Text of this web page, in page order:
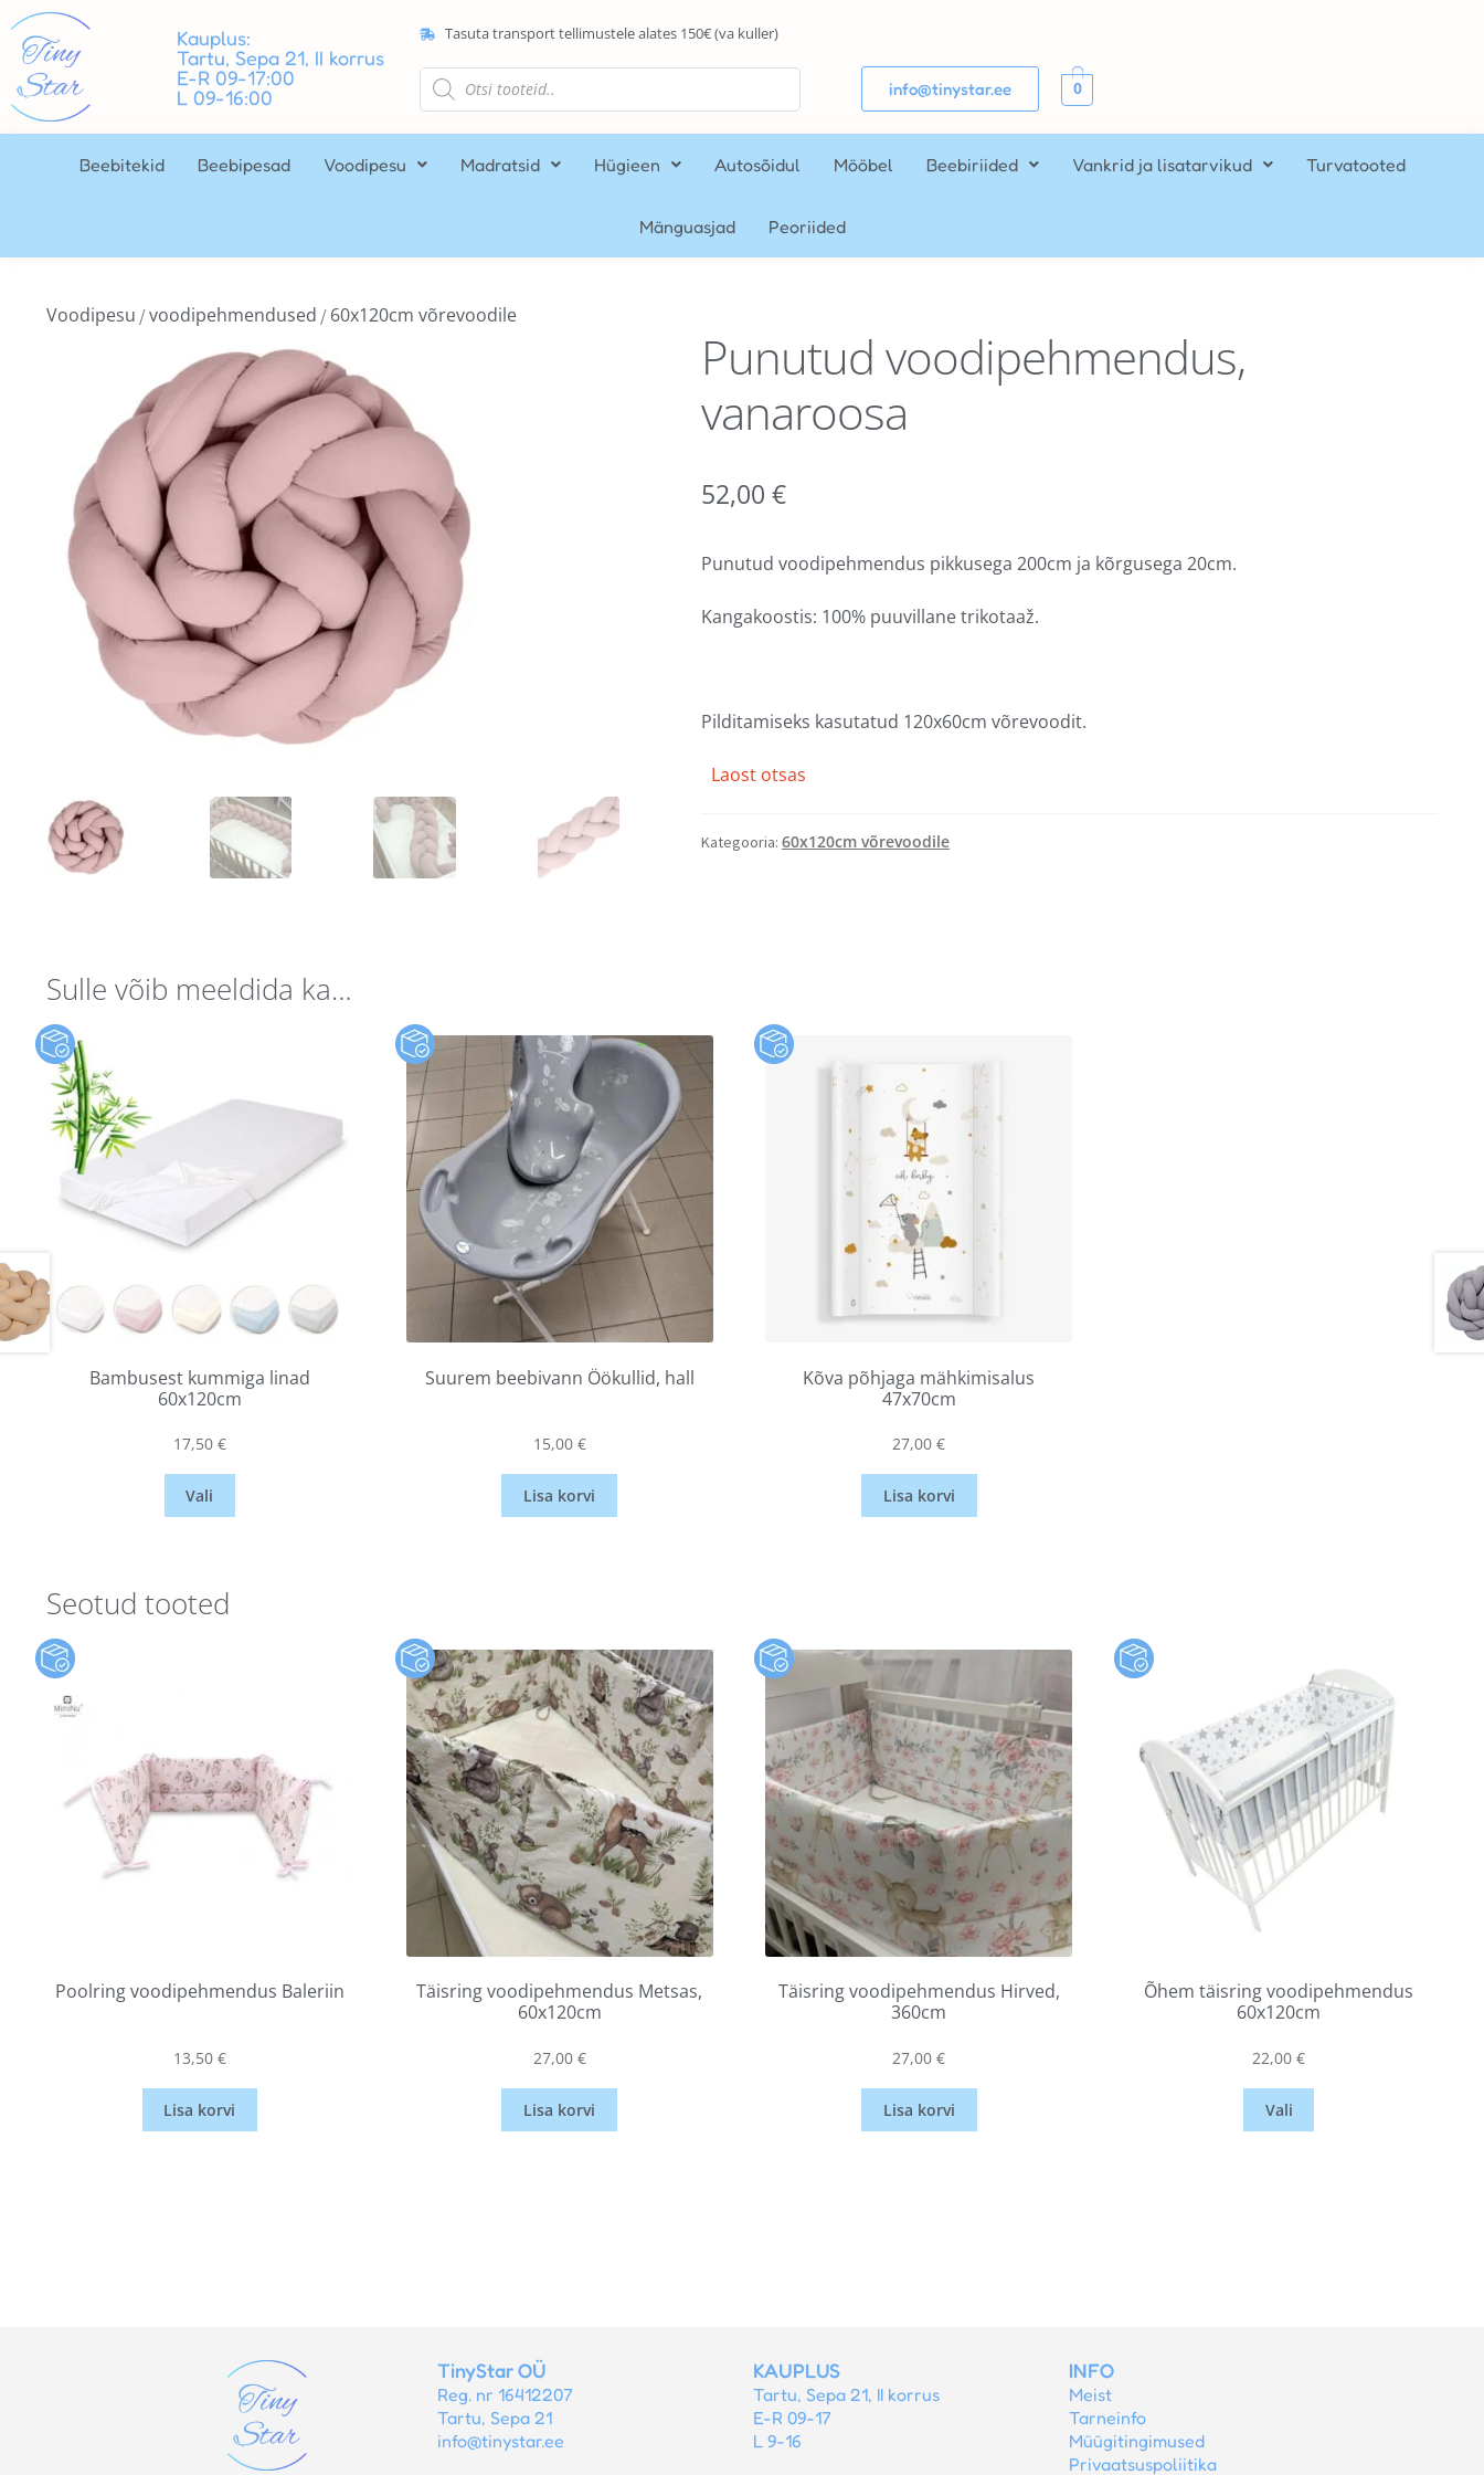
Kauplus:
Tartu, Sepa 21, II korrus
E-R 09-17:00
L 09-16:00
Tasuta transport tellimustele alates 150€ (va kuller)
info@tinystar.ee 0
Beebitekid Beebipesad Voodipesu Madratsid Hügieen Autosõidul Mööbel Beebiriided Vankrid ja lisatarvikud Turvatooted
Mänguasjad Peoriided
Voodipesu /voodipehmendused / 60x120cm võrevoodile
Punutud voodipehmendus,
vanaroosa
52,00 €
Punutud voodipehmendus pikkusega 200cm ja kõrgusega 20cm.
Kangakoostis: 100% puuvillane trikotaaž.
Pilditamiseks kasutatud 120x60cm võrevoodit.
Laost otsas
Kategooria: 60x120cm võrevoodile
Sulle võib meeldida ka…
Bambusest kummiga linad
60x120cm
17,50 €
Vali
Suurem beebivann Öökullid, hall
15,00 €
Lisa korvi
Kõva põhjaga mähkimisalus
47x70cm
27,00€
Lisa korvi
Seotud tooted
Poolring voodipehmendus Baleriin
13,50 €
Lisa korvi
Täisring voodipehmendus Metsas,
60x120cm
27,00 €
Lisa korvi
Täisring voodipehmendus Hirved,
360cm
27,00€
Lisa korvi
Õhem täisring voodipehmendus
60x120cm
22,00€
Vali
TinyStar OÜ
Reg. nr 16412207
Tartu, Sepa 21
info@tinystar.ee
KAUPLUS
Tartu, Sepa 21, II korrus
E-R 09-17
L 9-16
INFO
Meist
Tarneinfo
Müügitingimused
Privaatsuspoliitika